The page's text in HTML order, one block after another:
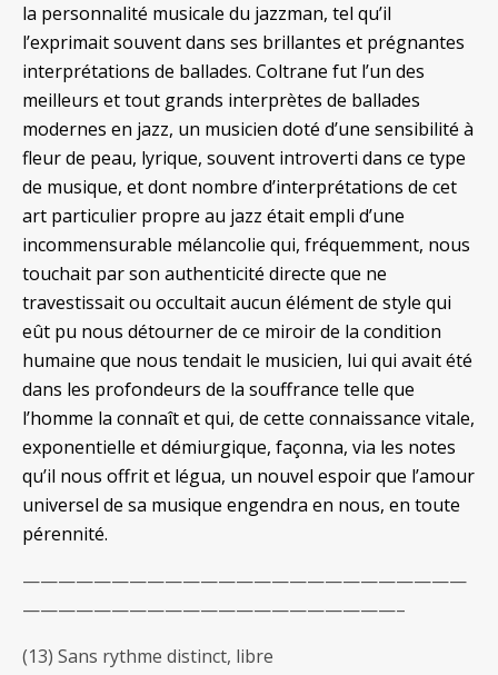
la personnalité musicale du jazzman, tel qu’il
l’exprimait souvent dans ses brillantes et prégnantes
interprétations de ballades. Coltrane fut l’un des
meilleurs et tout grands interprètes de ballades
modernes en jazz, un musicien doté d’une sensibilité à
fleur de peau, lyrique, souvent introverti dans ce type
de musique, et dont nombre d’interprétations de cet
art particulier propre au jazz était empli d’une
incommensurable mélancolie qui, fréquemment, nous
touchait par son authenticité directe que ne
travestissait ou occultait aucun élément de style qui
eût pu nous détourner de ce miroir de la condition
humaine que nous tendait le musicien, lui qui avait été
dans les profondeurs de la souffrance telle que
l’homme la connaît et qui, de cette connaissance vitale,
exponentielle et démiurgique, façonna, via les notes
qu’il nous offrit et légua, un nouvel espoir que l’amour
universel de sa musique engendra en nous, en toute
pérennité.
—————————————————————————
—————————————————————–
(13) Sans rythme distinct, libre